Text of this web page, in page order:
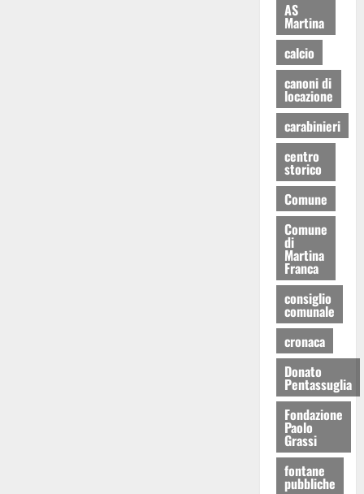
AS
Martina
calcio
canoni di
locazione
carabinieri
centro
storico
Comune
Comune
di
Martina
Franca
consiglio
comunale
cronaca
Donato
Pentassuglia
Fondazione
Paolo
Grassi
fontane
pubbliche